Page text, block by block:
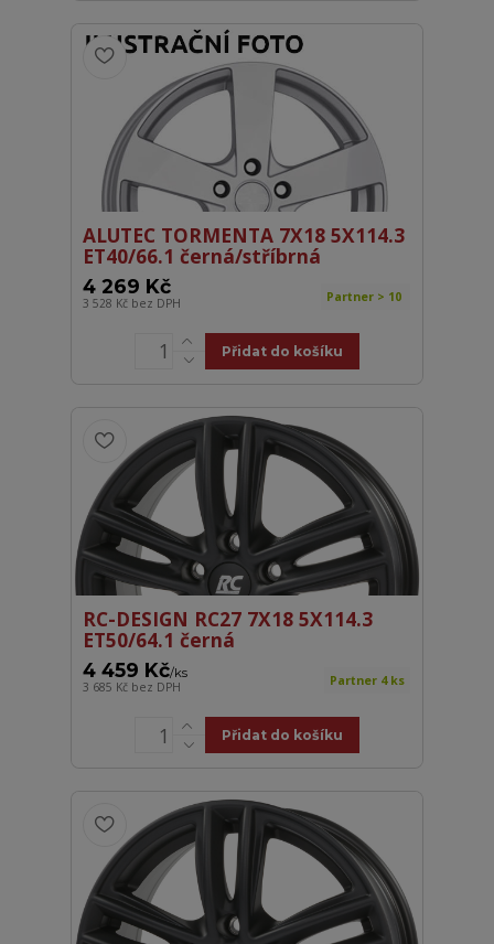
ALUTEC TORMENTA 7X18 5X114.3
ET40/66.1 černá/stříbrná
4 269 Kč
3 528 Kč bez DPH Partner > 10
Přidat do košíku
RC-DESIGN RC27 7X18 5X114.3
ET50/64.1 černá
4 459 Kč/ks
3 685 Kč bez DPH Partner 4 ks
Přidat do košíku